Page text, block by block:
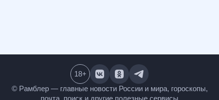
© Рамблер — главные новости России и мира,
18+